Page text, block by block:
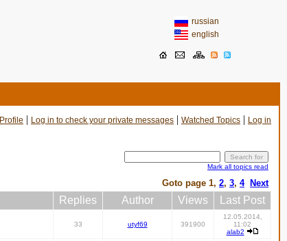
russian
english
Profile | Log in to check your private messages | Watched Topics | Log in
Mark all topics read
Goto page 1, 2, 3, 4 Next
Replies Author Views Last Post
33 utyf69 391900
12.05.2014,
11:02
alab2